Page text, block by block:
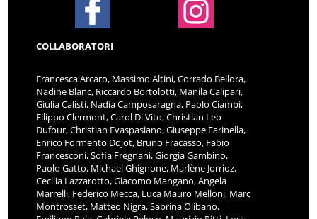
COLLABORATORI
Francesca Arcaro, Massimo Altini, Corrado Bellora,
Nadine Blanc, Riccardo Bortolotti, Manila Calipari,
Giulia Calisti, Nadia Camposaragna, Paolo Ciambi,
Filippo Clermont, Carol Di Vito, Christian Leo
Dufour, Christian Evaspasiano, Giuseppe Farinella,
Enrico Formento Dojot, Bruno Fracasso, Fabio
Francesconi, Sofia Fregnani, Giorgia Gambino,
Paolo Gatto, Michael Ghignone, Marlène Jorrioz,
Cecilia Lazzarotto, Giacomo Mangano, Angela
Marrelli, Federico Mecca, Luca Mauro Melloni, Marc
Montrosset, Matteo Nigra, Sabrina Olibano,